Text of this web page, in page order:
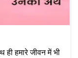
ही हमारे जीवन में भी